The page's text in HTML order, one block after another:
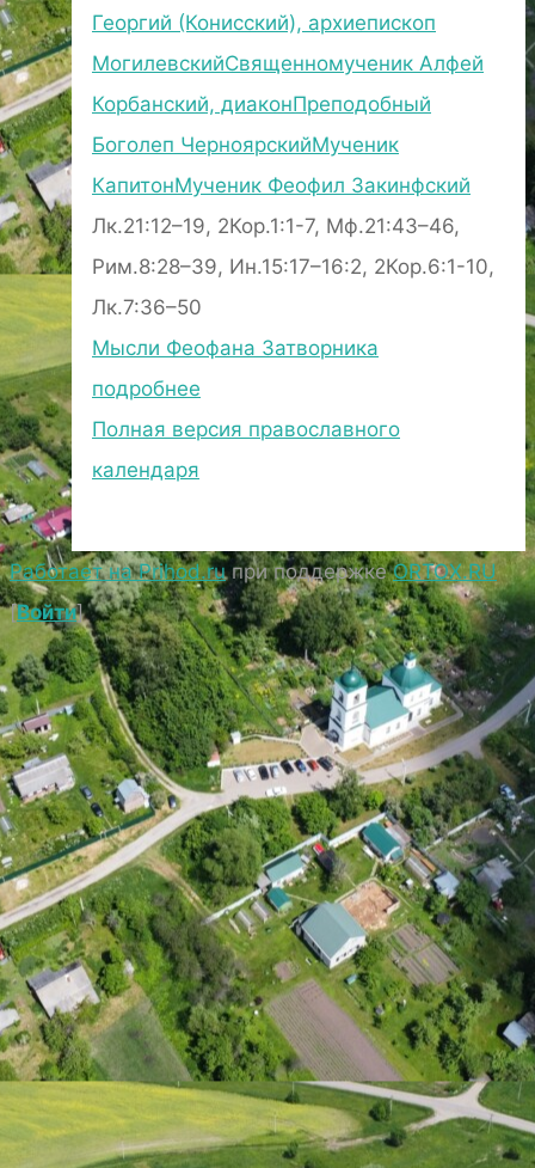
Георгий (Конисский), архиепископ
МогилевскийСвященномученик Алфей
Корбанский, диаконПреподобный
Боголеп ЧерноярскийМученик
КапитонМученик Феофил Закинфский
Лк.21:12–19, 2Кор.1:1-7, Мф.21:43–46,
Рим.8:28–39, Ин.15:17–16:2, 2Кор.6:1-10,
Лк.7:36–50
Мысли Феофана Затворника
подробнее
Полная версия православного
календаря
Работает на Prihod.ruпри поддержкеORTOX.RU
[Войти]